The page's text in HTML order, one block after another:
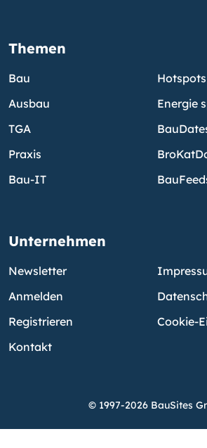
Themen
Bau
Ausbau
TGA
Praxis
Bau-IT
Hotspots
Energie
Unternehmen
Newsletter
Anmelden
Registrieren
Kontakt
Cookie-
© 1997-2026 BauSites